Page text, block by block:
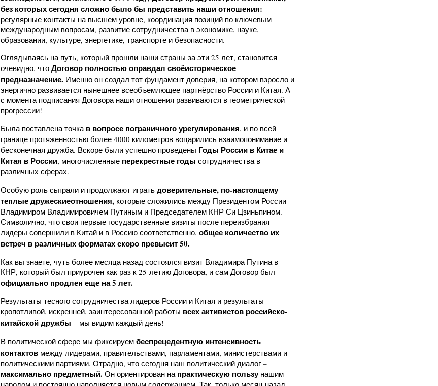
без которых сегодня сложно было бы представить наши отношения:
регулярные контакты на высшем уровне, координация позиций по ключевым
международным вопросам, развитие сотрудничества в экономике, науке,
образовании, культуре, энергетике, транспорте и безопасности.
Оглядываясь на путь, который прошли наши страны за эти 25 лет, становится
очевидно, что Договор полностью оправдал своёисторическое
предназначение. Именно он создал тот фундамент доверия, на котором взросло и
энергично развивается нынешнее всеобъемлющее партнёрство России и Китая. А
с момента подписания Договора наши отношения развиваются в геометрической
прогрессии!
Была поставлена точка в вопросе пограничного урегулирования, и по всей
границе протяженностью более 4000 километров воцарились взаимопонимание и
бесконечная дружба. Вскоре были успешно проведены Годы России в Китае и
Китая в России, многочисленные перекрестные годы сотрудничества в
различных сферах.
Особую роль сыграли и продолжают играть доверительные, по-настоящему
теплые дружескиеотношения, которые сложились между Президентом России
Владимиром Владимировичем Путиным и Председателем КНР Си Цзиньпином.
Символично, что свои первые государственные визиты после переизбрания
лидеры совершили в Китай и в Россию соответственно, общее количество их
встреч в различных форматах скоро превысит 50.
Как вы знаете, чуть более месяца назад состоялся визит Владимира Путина в
КНР, который был приурочен как раз к 25-летию Договора, и сам Договор был
официально продлен еще на 5 лет.
Результаты тесного сотрудничества лидеров России и Китая и результаты
кропотливой, искренней, заинтересованной работы всех активистов российско-
китайской дружбы – мы видим каждый день!
В политической сфере мы фиксируем беспрецедентную интенсивность
контактов между лидерами, правительствами, парламентами, министерствами и
политическими партиями. Отрадно, что сегодня наш политический диалог –
максимально предметный. Он ориентирован на практическую пользунашим